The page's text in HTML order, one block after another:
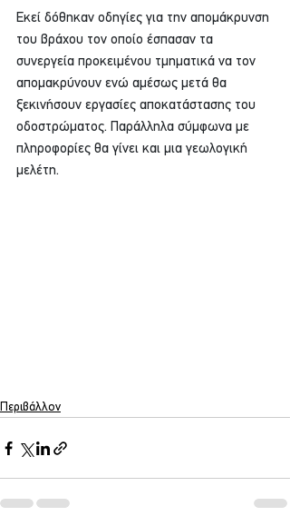
Eκεί δόθηκαν οδηγίες για την απομάκρυνση
του βράχου τον οποίο έσπασαν τα
συνεργεία προκειμένου τμηματικά να τον
απομακρύνουν ενώ αμέσως μετά θα
ξεκινήσουν εργασίες αποκατάστασης του
οδοστρώματος. Παράλληλα σύμφωνα με
πληροφορίες θα γίνει και μια γεωλογική
μελέτη.
Περιβάλλον